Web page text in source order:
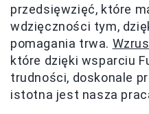
przedsięwzięć, które
wdzięczności tym,
pomagania trwa.
które dzięki wsparciu
trudności, doskonale
istotna jest nasza